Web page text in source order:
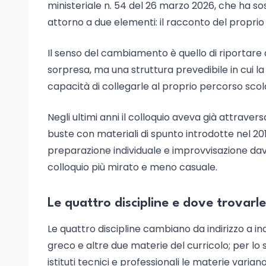
ministeriale n. 54 del 26 marzo 2026, che ha
attorno a due elementi: il racconto del proprio
Il senso del cambiamento è quello di
sorpresa, ma una struttura prevedibile in cui
capacità di collegarle al proprio percorso
Negli ultimi anni il colloquio aveva già
buste con materiali di spunto introdotte nel
preparazione individuale e improvvisazione
colloquio più mirato e meno casuale.
Le quattro discipline e dove trovarle
Le quattro discipline cambiano da indirizzo a
greco e altre due materie del curricolo; per lo
istituti tecnici e professionali le materie